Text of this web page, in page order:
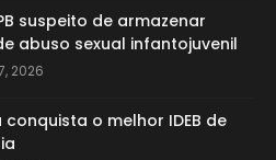
suspeito de armazenar
abuso sexual infantojuvenil
2026
conquista o melhor IDEB de